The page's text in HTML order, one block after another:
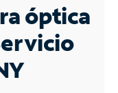
óptica